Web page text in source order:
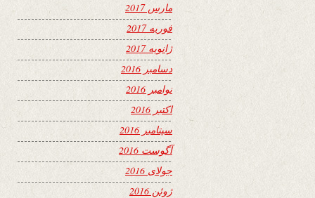
مارس 2017
فوریه 2017
ژانویه 2017
دسامبر 2016
نوامبر 2016
اکتبر 2016
سپتامبر 2016
آگوست 2016
جولای 2016
ژوئن 2016